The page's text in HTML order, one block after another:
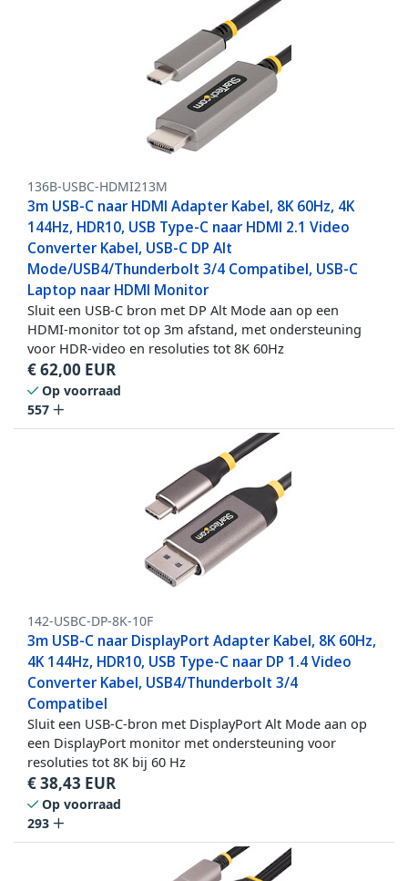
136B-USBC-HDMI213M
3m USB-C naar HDMI Adapter Kabel, 8K 60Hz, 4K
144Hz, HDR10, USB Type-C naar HDMI 2.1 Video
Converter Kabel, USB-C DP Alt
Mode/USB4/Thunderbolt 3/4 Compatibel, USB-C
Laptop naar HDMI Monitor
Sluit een USB-C bron met DP Alt Mode aan op een
HDMI-monitor tot op 3m afstand, met ondersteuning
voor HDR-video en resoluties tot 8K 60Hz
€62,00 EUR
Op voorraad
557
142-USBC-DP-8K-10F
3m USB-C naar DisplayPort Adapter Kabel, 8K 60Hz,
4K 144Hz, HDR10, USB Type-C naar DP 1.4 Video
Converter Kabel, USB4/Thunderbolt 3/4
Compatibel
Sluit een USB-C-bron met DisplayPort Alt Mode aan op
een DisplayPort monitor met ondersteuning voor
resoluties tot 8K bij 60 Hz
€38,43 EUR
Op voorraad
293